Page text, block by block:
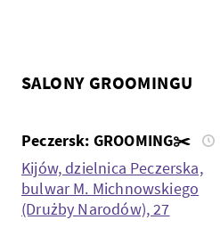
SALONY GROOMINGU
Peczersk: GROOMING✂️
Kijów, dzielnica Peczerska,
bulwar M. Michnowskiego
(Drużby Narodów), 27